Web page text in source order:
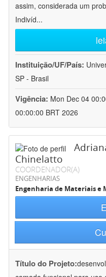
assim, considerada um
Indivíd...
Instituição/UF/País:
SP - Brasil
Vigência: Mon Dec 04
00:00:00 BRT 2026
Chinelatto
COORDENADOR(A)
ENGENHARIAS
Engenharia de Materiais e
Título do Projeto: